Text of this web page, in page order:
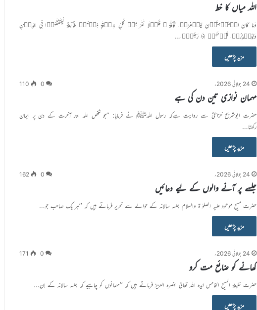
اللہ میاں کا خط
وَمَا کَانَ الۡمُؤۡمِنُوۡنَ لِیَنۡفِرُوۡا کَآفَّۃً ؕ فَلَوۡلَا نَفَرَ مِنۡ کُلِّ فِرۡقَۃٍ مِّنۡہُمۡ طَآئِفَۃٌ لِّیَتَفَقَّہُوۡا فِی الدِّیۡنِ
وَلِیُنۡذِرُوۡا قَوۡمَہُمۡ اِذَا رَجَعُوۡۤا…
مزید پڑھیں
24 جولائی 2026ء 0
110
مہمان نوازی تین دن کی ہے
حضرت ابوشریح خزاعیؓ سے روایت ہےکہ رسول اللہﷺ نے فرمایا: ’’جو شخص اللہ اور آخرت کے دن پر ایمان
رکھتا…
مزید پڑھیں
24 جولائی 2026ء 0
162
جلسے پر آنے والوں کے لیے دعائیں
حضرت مسیح موعود علیہ الصلوٰ ة والسلام جلسہ سالانہ کے حوالے سے تحریر فرماتے ہیں کہ ’’ہر یک صاحب جو…
مزید پڑھیں
24 جولائی 2026ء 0
171
کھانے کو ضائع مت کرو
حضرت خلیفۃ المسیح الخامس ایّدہ اللہ تعالیٰ بنصرہ العزیز فرماتے ہیں کہ ’’مہمانوں کو چاہیے کہ جلسہ سالانہ کے اِن…
مزید پڑھیں